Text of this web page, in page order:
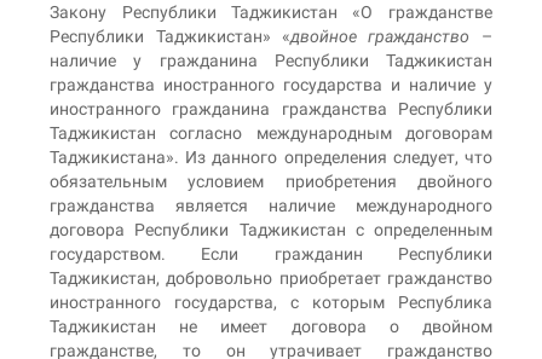
Закону Республики Таджикистан «О гражданстве
Республики Таджикистан» «двойное гражданство –
наличие у гражданина Республики Таджикистан
гражданства иностранного государства и наличие у
иностранного гражданина гражданства Республики
Таджикистан согласно международным договорам
Таджикистана». Из данного определения следует, что
обязательным условием приобретения двойного
гражданства является наличие международного
договора Республики Таджикистан с определенным
государством. Если гражданин Республики
Таджикистан, добровольно приобретает гражданство
иностранного государства, с которым Республика
Таджикистан не имеет договора о двойном
гражданстве, то он утрачивает гражданство